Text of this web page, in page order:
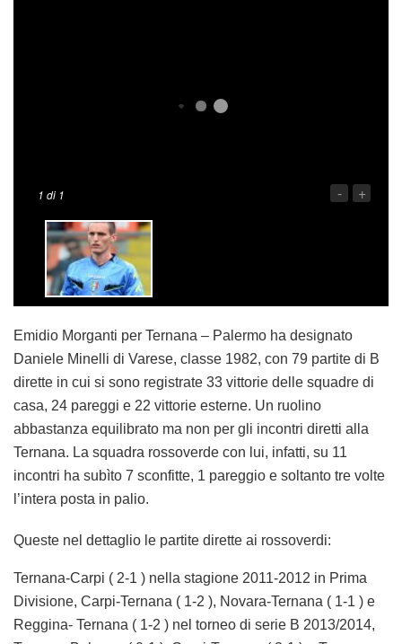
1 di 1 - +
Emidio Morganti per Ternana – Palermo ha designato
Daniele Minelli di Varese, classe 1982, con 79 partite di B
dirette in cui si sono registrate 33 vittorie delle squadre di
casa, 24 pareggi e 22 vittorie esterne. Un ruolino
abbastanza equilibrato ma non per gli incontri diretti alla
Ternana. La squadra rossoverde con lui, infatti, su 11
incontri ha subìto 7 sconfitte, 1 pareggio e soltanto tre volte
l’intera posta in palio.
Queste nel dettaglio le partite dirette ai rossoverdi:
Ternana-Carpi ( 2-1 ) nella stagione 2011-2012 in Prima
Divisione, Carpi-Ternana ( 1-2 ), Novara-Ternana ( 1-1 ) e
Reggina- Ternana ( 1-2 ) nel torneo di serie B 2013/2014,